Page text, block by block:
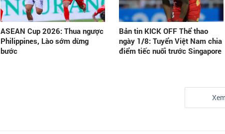
ASEAN Cup 2026: Thua ngược
Philippines, Lào sớm dừng
bước
Bản tin KICK OFF Thể thao
ngày 1/8: Tuyển Việt Nam chia
điểm tiếc nuối trước Singapore